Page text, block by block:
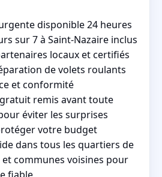
disponible 24 heures
sur 7 à Saint-Nazaire inclus
locaux et certifiés
de volets roulants
et conformité
remis avant toute
éviter les surprises
votre budget
dans tous les quartiers de
et communes voisines pour